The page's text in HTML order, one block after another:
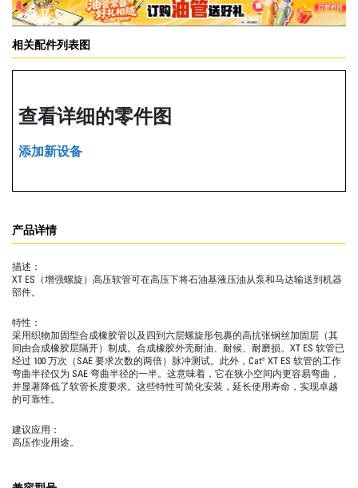
相关配件列表图
查看详细的零件图
添加新设备
产品详情
描述：
XT ES（增强螺旋）高压软管可在高压下将石油基液压油从泵和马达输送到机器
部件。
特性：
采用织物加固型合成橡胶管以及四到六层螺旋形包裹的高抗张钢丝加固层（其
间由合成橡胶层隔开）制成。合成橡胶外壳耐油、耐候、耐磨损。XT ES 软管已
经过 100 万次（SAE 要求次数的两倍）脉冲测试。此外，Cat® XT ES 软管的工作
弯曲半径仅为 SAE 弯曲半径的一半。这意味着，它在狭小空间内更容易弯曲，
并显著降低了软管长度要求。这些特性可简化安装，延长使用寿命，实现卓越
的可靠性。
建议应用：
高压作业用途。